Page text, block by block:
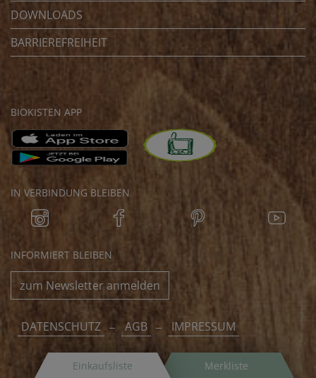
Einkaufsliste Merkliste
DOWNLOADS
BARRIEREFREIHEIT
BIOKISTEN APP
IN VERBINDUNG BLEIBEN
INFORMIERT BLEIBEN
zum Newsletter anmelden
DATENSCHUTZ AGB IMPRESSUM